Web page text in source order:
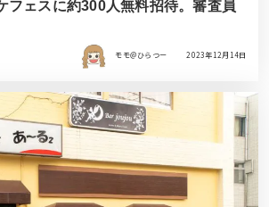
フェスに約300人無料招待。審査員
モモ＠ひらつー 2023年12月14日